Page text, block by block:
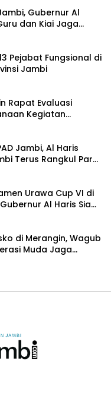
Gubernur Al
dan Kiai Jaga
Pejabat Fungsional di
Jambi
Rapat Evaluasi
Kegiatan
TA 2026
Jambi, Al Haris
Terus Rangkul Para
Urawa Cup VI di
Al Haris Siap
di Merangin, Wagub
Muda Jaga